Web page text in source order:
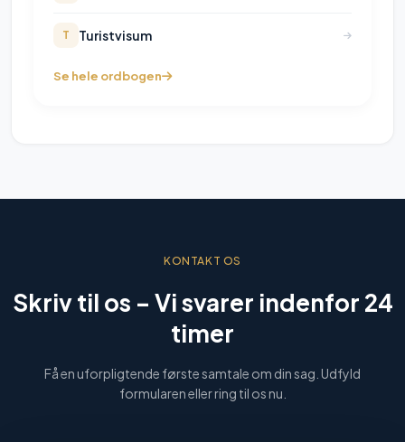
T Turistvisum
Se hele ordbogen
KONTAKT OS
Skriv til os – Vi svarer indenfor 24
timer
Få en uforpligtende første samtale om din sag. Udfyld
formularen eller ring til os nu.